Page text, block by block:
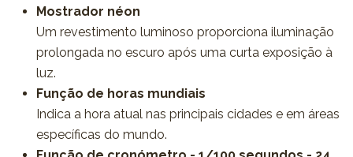
Mostrador néon
Um revestimento luminoso proporciona iluminação
prolongada no escuro após uma curta exposição à
luz.
Função de horas mundiais
Indica a hora atual nas principais cidades e em áreas
específicas do mundo.